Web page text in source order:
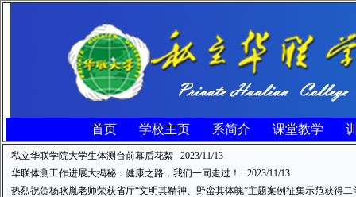
首页 学校主页 系简介 课堂教学
私立华联学院大学生体测台前幕后花絮
2023/11/13
华联体测工作进展大揭秘：健康之路，我们一同走过！
2023/11/13
热烈祝贺杨耿胤老师荣获省厅“文明其精神、野蛮其体魄”主题案例征集示范获得